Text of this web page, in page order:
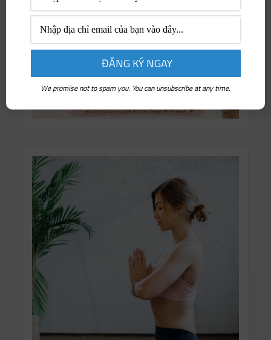
We promise not to spam you. You can unsubscribe at any time.